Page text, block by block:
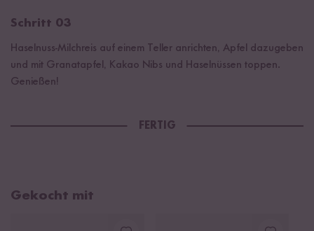
Schritt 03
Haselnuss-Milchreis auf einem Teller anrichten, Apfel dazugeben
und mit Granatapfel, Kakao Nibs und Haselnüssen toppen.
Genießen!
FERTIG
Gekocht mit